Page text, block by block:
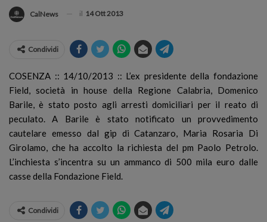
CalNews il 14 Ott 2013
Condividi
COSENZA :: 14/10/2013 :: L’ex presidente della fondazione
Field, società in house della Regione Calabria, Domenico
Barile, è stato posto agli arresti domiciliari per il reato di
peculato. A Barile è stato notificato un provvedimento
cautelare emesso dal gip di Catanzaro, Maria Rosaria Di
Girolamo, che ha accolto la richiesta del pm Paolo Petrolo.
L’inchiesta s’incentra su un ammanco di 500 mila euro dalle
casse della Fondazione Field.
Condividi